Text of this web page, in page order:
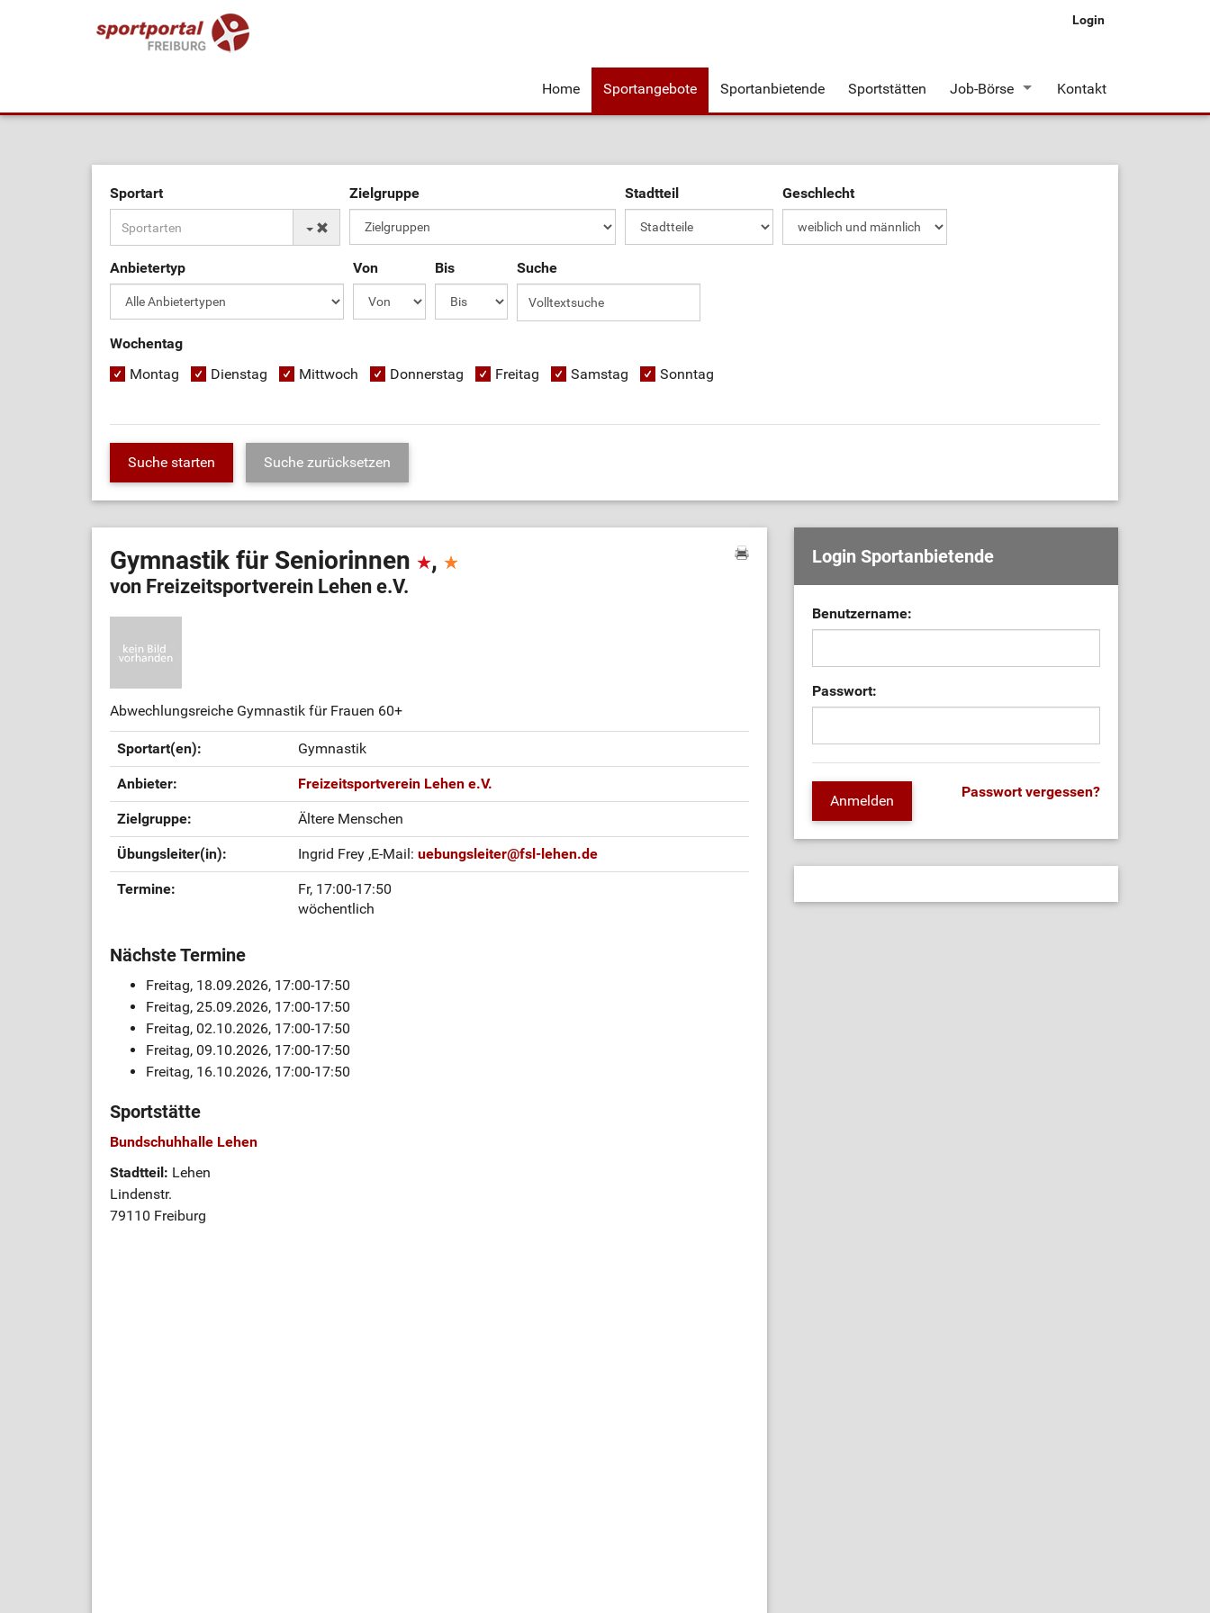
Login
Home Sportangebote Sportanbietende Sportstätten Job-Börse Kontakt
Sportart Zielgruppe Stadtteil Geschlecht
Anbietertyp Von Bis Suche
Wochentag
Montag
Dienstag Mittwoch Donnerstag Freitag Samstag Sonntag
Gymnastik für Seniorinnen ,
von Freizeitsportverein Lehen e.V.
Abwechlungsreiche Gymnastik für Frauen 60+
Sportart(en): Gymnastik
Anbieter: Freizeitsportverein Lehen e.V.
Zielgruppe: Ältere Menschen
Übungsleiter(in): Ingrid Frey ,E-Mail: uebungsleiter@fsl-lehen.de
Termine:
Fr, 17:00-17:50
wöchentlich
Nächste Termine
Freitag, 18.09.2026, 17:00-17:50
Freitag, 25.09.2026, 17:00-17:50
Freitag, 02.10.2026, 17:00-17:50
Freitag, 09.10.2026, 17:00-17:50
Freitag, 16.10.2026, 17:00-17:50
Sportstätte
Bundschuhhalle Lehen
Stadtteil: Lehen
Lindenstr.
79110 Freiburg
Login Sportanbietende
Benutzername:
Passwort:
Passwort vergessen?